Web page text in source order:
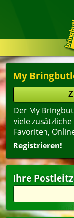
My
Der My
viele
Favoriten,
Registrieren!
Ihre